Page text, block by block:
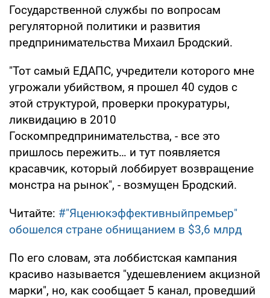
Государственной службы по вопросам
регуляторной политики и развития
предпринимательства Михаил Бродский.
"Тот самый ЕДАПС, учредители которого мне
угрожали убийством, я прошел 40 судов с
этой структурой, проверки прокуратуры,
ликвидацию в 2010
Госкомпредпринимательства, - все это
пришлось пережить… и тут появляется
красавчик, который лоббирует возвращение
монстра на рынок", - возмущен Бродский.
Читайте: #"Яценюкэффективныйпремьер"
обошелся стране обнищанием в $3,6 млрд
По его словам, эта лоббистская кампания
красиво называется "удешевлением акцизной
марки", но, как сообщает 5 канал, проведший